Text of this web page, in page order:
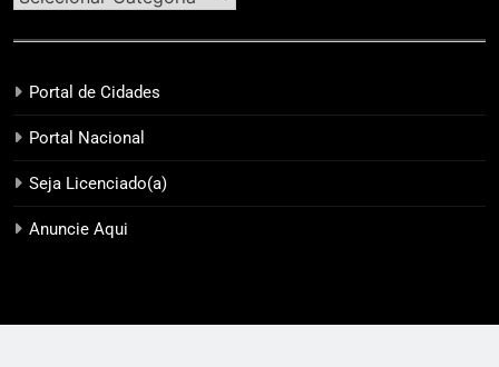
Portal de Cidades
Portal Nacional
Seja Licenciado(a)
Anuncie Aqui